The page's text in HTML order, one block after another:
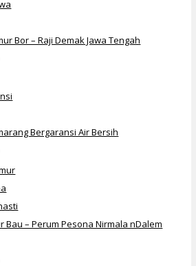
Bor – Raji Demak Jawa Tengah
Bergaransi Air Bersih
Bau – Perum Pesona Nirmala nDalem